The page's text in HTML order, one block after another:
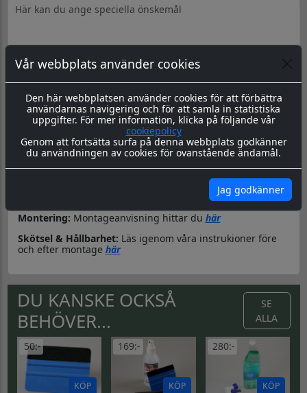
Vår webbplats använder cookies
Den här webbplatsen använder cookies för att förbättra
användarnas navigering och för att samla in statistiska
uppgifter. För mer information, klicka på följande vår
cookiepolicy
Genom att fortsätta surfa på denna webbplats godkänner
du användningen av cookies för ovanstående ändamål.
Jag godkänner
Produktbeskrivning
Datorskuren dekal / logo
Material & Tillverkning:Dessa dekaler skärs ut i en 8-årig
genomfärgad kvalitetsfolie, som fäster på de flesta plana
ytor.
appliceringstape över som håller ihop dekalen, och
underlättar monteringen. Appliceringstapen tas bort efter
montering, och kvar sitter då endast dekalen.
Montering: Montageanvisning hittar du här
Skötsel & Hållbarhet: Läs igenom våra instrukioner före
och efter montage här
DU KANSKE OCKSÅ
BEHÖVER...
SE
ALLA
50:-
KÖP
169:-
KÖP
280:-
KÖP